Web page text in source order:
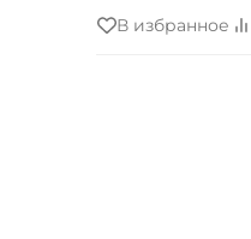
В избранное